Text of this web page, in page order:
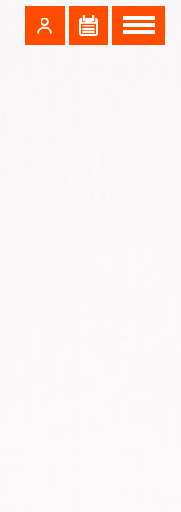
Zum Footer springen